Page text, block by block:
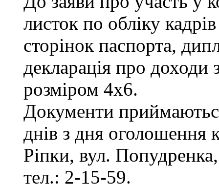
листок по обліку
сторінок паспорта,
декларація про доходи
розміром 4х6.
Документи
днів з дня оголошення
Ріпки, вул.
тел.: 2-15-59.